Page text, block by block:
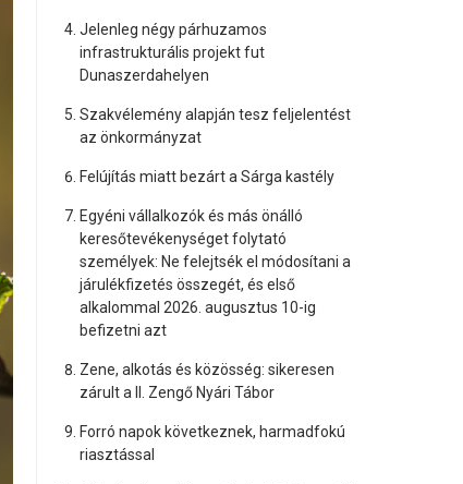
Jelenleg négy párhuzamos
infrastrukturális projekt fut
Dunaszerdahelyen
Szakvélemény alapján tesz feljelentést
az önkormányzat
Felújítás miatt bezárt a Sárga kastély
Egyéni vállalkozók és más önálló
keresőtevékenységet folytató
személyek: Ne felejtsék el módosítani a
járulékfizetés összegét, és első
alkalommal 2026. augusztus 10-ig
befizetni azt
Zene, alkotás és közösség: sikeresen
zárult a II. Zengő Nyári Tábor
Forró napok következnek, harmadfokú
riasztással